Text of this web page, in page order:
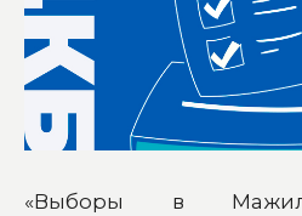
«Выборы в